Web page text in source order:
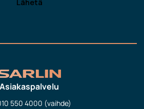
Asiakaspalvelu
550 4000 (vaihde)